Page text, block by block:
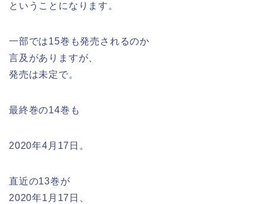
ということになります。
一部では15巻も発売されるのか
言及がありますが、
発売は未定で。
最終巻の14巻も
2020年4月17日。
直近の13巻が
2020年1月17日、